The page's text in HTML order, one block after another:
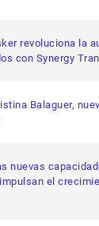
revoluciona la
con Synergy
Balaguer,
nuevas
el